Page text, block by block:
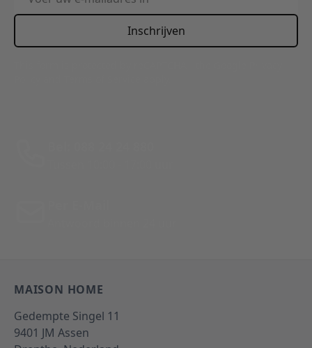
Inschrijven
MAISON HOME
Gedempte Singel 11
9401 JM Assen